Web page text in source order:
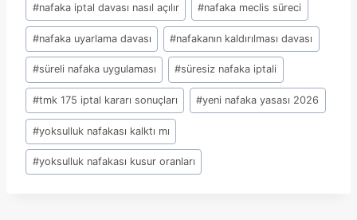
#nafaka iptal davası nasıl açılır #nafaka meclis süreci
#nafaka uyarlama davası #nafakanın kaldırılması davası
#süreli nafaka uygulaması #süresiz nafaka iptali
#tmk 175 iptal kararı sonuçları #yeni nafaka yasası 2026
#yoksulluk nafakası kalktı mı
#yoksulluk nafakası kusur oranları